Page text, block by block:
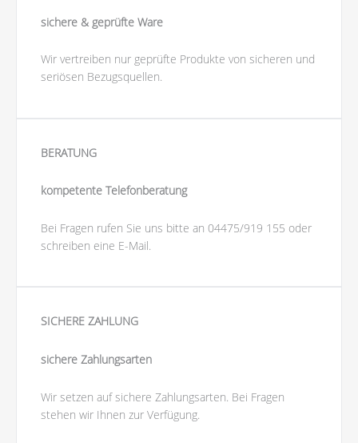
sichere & geprüfte Ware
Wir vertreiben nur geprüfte Produkte von sicheren und
seriösen Bezugsquellen.
BERATUNG
kompetente Telefonberatung
Bei Fragen rufen Sie uns bitte an 04475/919 155 oder
schreiben eine E-Mail.
SICHERE ZAHLUNG
sichere Zahlungsarten
Wir setzen auf sichere Zahlungsarten. Bei Fragen
stehen wir Ihnen zur Verfügung.